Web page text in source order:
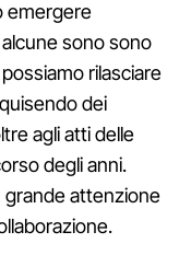
emergere
sono sono
rilasciare
dei
agli atti delle
degli anni.
grande attenzione